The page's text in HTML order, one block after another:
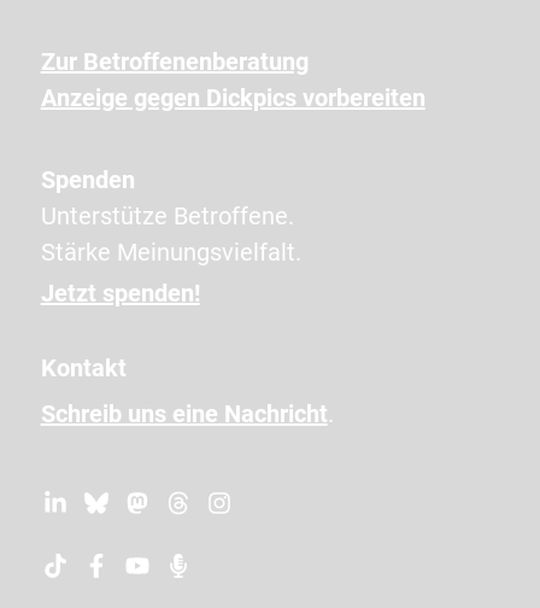
n
Z
i
c
h
e
e
i
u
m
z
Zur Betroffenenberatung
Anzeige gegen Dickpics vorbereiten
Spenden
Unterstütze Betroffene.
Stärke Meinungsvielfalt.
Jetzt spenden!
Kontakt
Schreib uns eine Nachricht.